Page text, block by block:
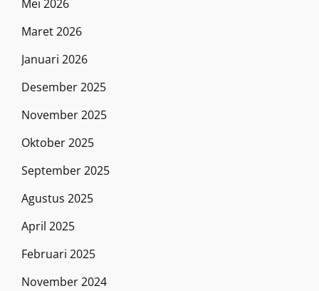
Mei 2026
Maret 2026
Januari 2026
Desember 2025
November 2025
Oktober 2025
September 2025
Agustus 2025
April 2025
Februari 2025
November 2024